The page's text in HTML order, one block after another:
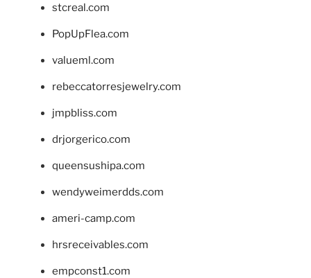
stcreal.com
PopUpFlea.com
valueml.com
rebeccatorresjewelry.com
jmpbliss.com
drjorgerico.com
queensushipa.com
wendyweimerdds.com
ameri-camp.com
hrsreceivables.com
empconst1.com